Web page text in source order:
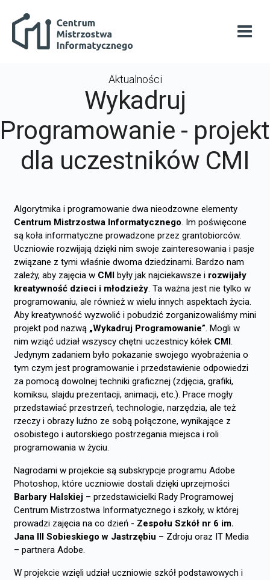
Aktualności
Wykadruj
Programowanie - projekt
dla uczestników CMI
Algorytmika i programowanie dwa nieodzowne elementy
Centrum Mistrzostwa Informatycznego. Im poświęcone
są koła informatyczne prowadzone przez grantobiorców.
Uczniowie rozwijają dzięki nim swoje zainteresowania i pasje
związane z tymi właśnie dwoma dziedzinami. Bardzo nam
zależy, aby zajęcia w CMI były jak najciekawsze i rozwijały
kreatywność dzieci i młodzieży. Ta ważna jest nie tylko w
programowaniu, ale również w wielu innych aspektach życia.
Aby kreatywność wyzwolić i pobudzić zorganizowaliśmy mini
projekt pod nazwą „Wykadruj Programowanie”. Mogli w
nim wziąć udział wszyscy chętni uczestnicy kółek CMI.
Jedynym zadaniem było pokazanie swojego wyobrażenia o
tym czym jest programowanie i przedstawienie odpowiedzi
za pomocą dowolnej techniki graficznej (zdjęcia, grafiki,
komiksu, slajdu prezentacji, animacji, etc.). Prace mogły
przedstawiać przestrzeń, technologie, narzędzia, ale też
rzeczy i obrazy luźno ze sobą połączone, wynikające z
osobistego i autorskiego postrzegania miejsca i roli
programowania w życiu.
Nagrodami w projekcie są subskrypcje programu Adobe
Photoshop, które uczniowie dostali dzięki uprzejmości
Barbary Halskiej – przedstawicielki Rady Programowej
Centrum Mistrzostwa Informatycznego i szkoły, w której
prowadzi zajęcia na co dzień - Zespołu Szkół nr 6 im.
Jana III Sobieskiego w Jastrzębiu – Zdroju oraz IT Media
– partnera Adobe.
W projekcie wzięli udział uczniowie szkół podstawowych i